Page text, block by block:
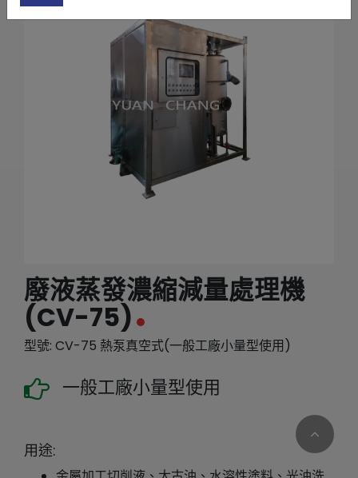
關於元錩
繁體中文
廢液蒸發濃縮減量處理機
(CV-75)
型號: CV-75 熱泵真空式(一般工廠小量型使用)
一般工廠小量型使用
用途: